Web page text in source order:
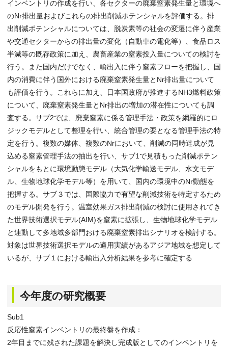
インベントリの作成を行い、各セクターの廃棄窒素発生量と環境へ
のNr排出量およびこれらの排出削減ポテンシャルを評価する。排
出削減ポテンシャルについては、脱炭素等の社会の変遷に伴う産業
や交通セクターからの排出量の変化（自動車の電化等）、食品ロス
半減等の既存政策に加え、農畜産業の窒素投入量についての検討を
行う。また国内だけでなく、輸出入に伴う窒素フローを把握し、国
内の消費に伴う国外における廃棄窒素発生量とNr排出量について
も評価を行う。これらに加え、日本国政府が推進するNH3燃料政策
について、廃棄窒素発生量とNr排出の増加の潜在性についても調
査する。サブ2では、廃棄窒素に係る管理手法・政策を網羅的にロ
ジックモデルとして整理を行い、統合管理の要となる管理手法の特
定を行う。複数の媒体、複数のNrにおいて、削減の同時達成が見
込める窒素管理手法の抽出を行い、サブ1で見積もった削減ポテン
シャルをもとに環境動態モデル（大気化学輸送モデル、水文モデ
ル、生物地球化学モデル等）を用いて、国内の環境中のNr動態を
把握する。サブ３では、国際協力で有望な削減技術を特定するため
のモデル開発を行う。温室効果ガス排出削減の検討に使用されてき
た世界技術選択モデル(AIM)を窒素に拡張し、生物地球化学モデル
と連動して多地域多部門おける廃棄窒素排出シナリオを検討する。
対象は世界技術選択モデルの適用実績があるアジア地域を想定して
いるが、サブ１における輸出入分析結果を参考に確定する
今年度の研究概要
Sub1
反応性窒素インベントリの最終盤を作成：
2年目までに残された課題を解決し完成版としてのインベントリを